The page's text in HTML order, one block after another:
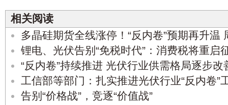
相关阅读
多晶硅期货全线涨停！“反内卷”预期再升温
锂电、光伏告别“免税时代”：消费税将重启
“反内卷”持续推进 光伏行业供需格局逐步改
工信部等部门：扎实推进光伏行业“反内卷”
告别“价格战”，竞逐“价值战”